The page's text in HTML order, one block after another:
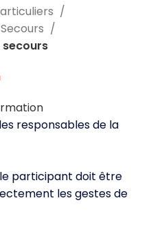
responsables de la
le participant doit être
les gestes de